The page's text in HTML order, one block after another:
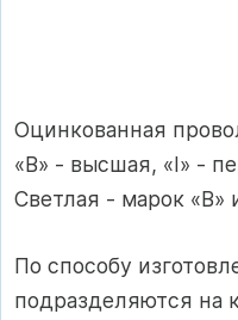
Оцинкованная
«В» - высшая, «І» -
Светлая - марок «Β»
По способу
подразделяются на